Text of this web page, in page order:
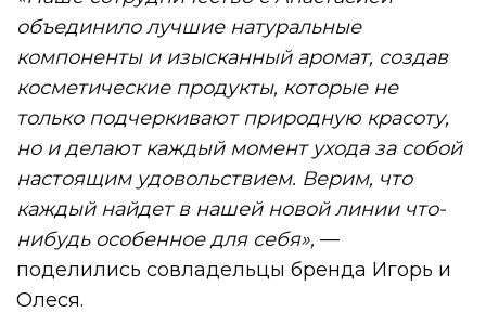
объединило лучшие натуральные
компоненты и изысканный аромат, создав
косметические продукты, которые не
только подчеркивают природную красоту,
но и делают каждый момент ухода за собой
настоящим удовольствием. Верим, что
каждый найдет в нашей новой линии что-
нибудь особенное для себя», —
поделились совладельцы бренда Игорь и
Олеся.